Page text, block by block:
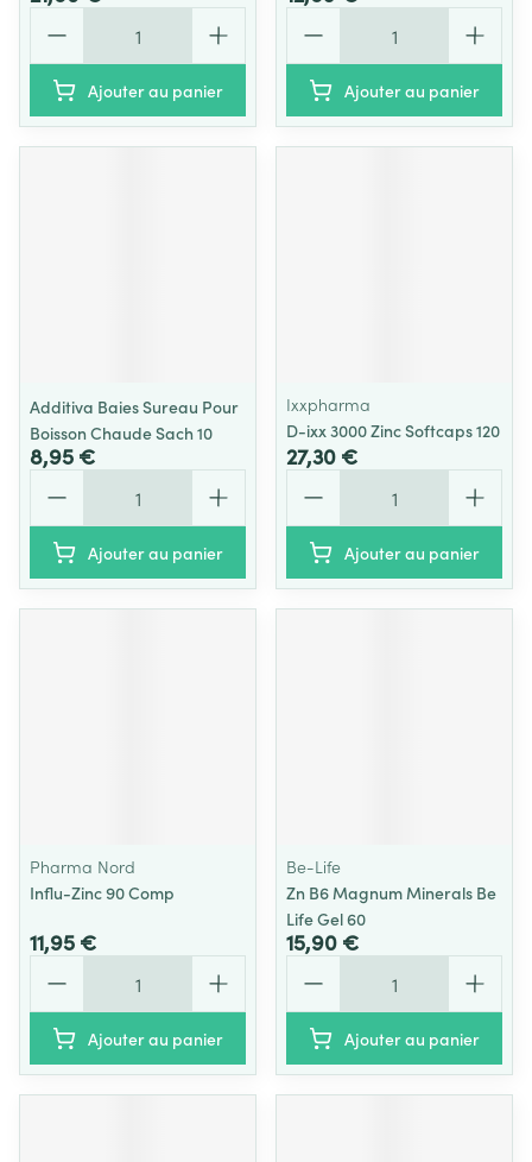
Ajouter au panier Ajouter au panier
Additiva Baies Sureau Pour
Boisson Chaude Sach 10
8,95 €
Ajouter au panier
Ixxpharma
D-ixx 3000 Zinc Softcaps 120
27,30 €
Ajouter au panier
Pharma Nord
Influ-Zinc 90 Comp
11,95 €
Ajouter au panier
Be-Life
Zn B6 Magnum Minerals Be
Life Gel 60
15,90 €
Ajouter au panier